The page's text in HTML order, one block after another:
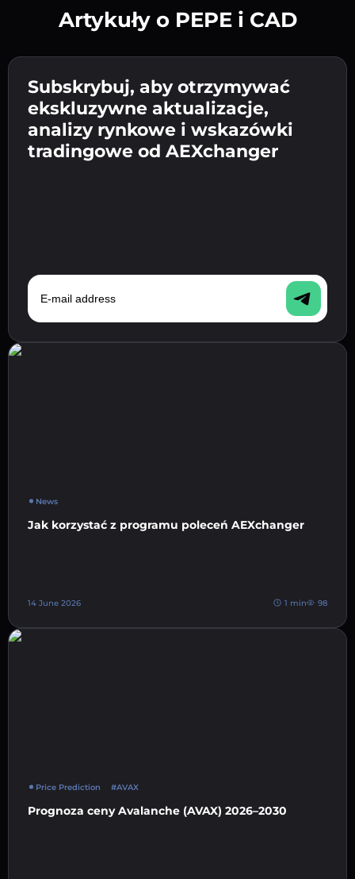
Wpisz adres swojego portfela
kryptowalutowego 👉 przejdź do następnego
kroku.
Potwierdź swoją tożsamość 👉 przejdź do
ostatniego kroku.
Wyślij depozyt 👉 odbierz kryptowalutę lub
walutę fiat w swoim portfelu.
Artykuły o PEPE i CAD
Subskrybuj, aby otrzymywać
ekskluzywne aktualizacje,
analizy rynkowe i wskazówki
tradingowe od AEXchanger
E-mail address
News
Jak korzystać z programu poleceń AEXchanger
14 June 2026 1 min 98
Price Prediction #AVAX
Prognoza ceny Avalanche (AVAX) 2026–2030